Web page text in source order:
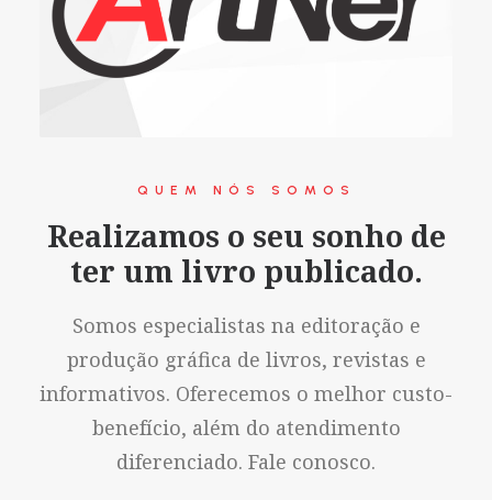
QUEM NÓS SOMOS
Realizamos o seu sonho de
ter um livro publicado.
Somos especialistas na editoração e
produção gráfica de livros, revistas e
informativos. Oferecemos o melhor custo-
benefício, além do atendimento
diferenciado. Fale conosco.